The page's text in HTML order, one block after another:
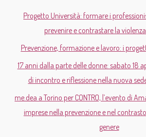
Progetto Università: formare i
prevenire e contrastare la
Prevenzione, formazione e lavoro: i
17 anni dalla parte delle donne: sabato 18
di incontro e riflessione nella nuova
me.dea a Torino per CONTRO, l’evento di
imprese nella prevenzione e nel
genere